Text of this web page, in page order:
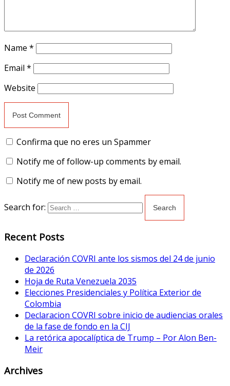
Name *
Email *
Website
Confirma que no eres un Spammer
Notify me of follow-up comments by email.
Notify me of new posts by email.
Search for:
Recent Posts
Declaración COVRI ante los sismos del 24 de junio
de 2026
Hoja de Ruta Venezuela 2035
Elecciones Presidenciales y Política Exterior de
Colombia
Declaracion COVRI sobre inicio de audiencias orales
de la fase de fondo en la CIJ
La retórica apocalíptica de Trump – Por Alon Ben-
Meir
Archives